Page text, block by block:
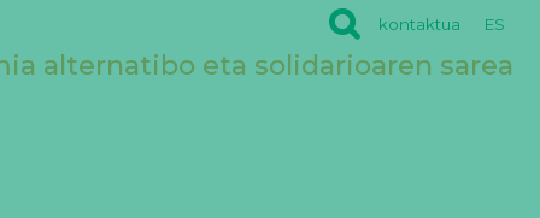
kontaktua ES
alternatibo eta solidarioaren sarea